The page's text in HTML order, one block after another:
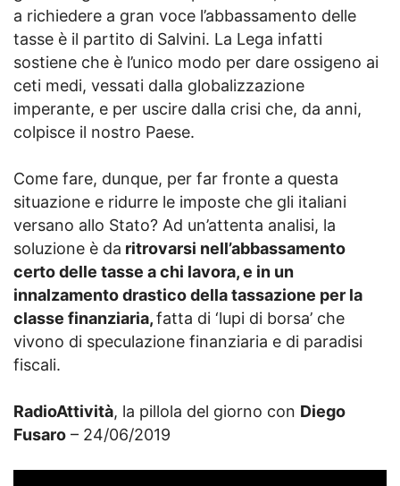
a richiedere a gran voce l’abbassamento delle
tasse è il partito di Salvini. La Lega infatti
sostiene che è l’unico modo per dare ossigeno ai
ceti medi, vessati dalla globalizzazione
imperante, e per uscire dalla crisi che, da anni,
colpisce il nostro Paese.
Come fare, dunque, per far fronte a questa
situazione e ridurre le imposte che gli italiani
versano allo Stato? Ad un’attenta analisi, la
soluzione è da ritrovarsi nell’abbassamento
certo delle tasse a chi lavora, e in un
innalzamento drastico della tassazione per la
classe finanziaria,fatta di ‘lupi di borsa’ che
vivono di speculazione finanziaria e di paradisi
fiscali.
RadioAttività, la pillola del giorno con Diego
Fusaro – 24/06/2019